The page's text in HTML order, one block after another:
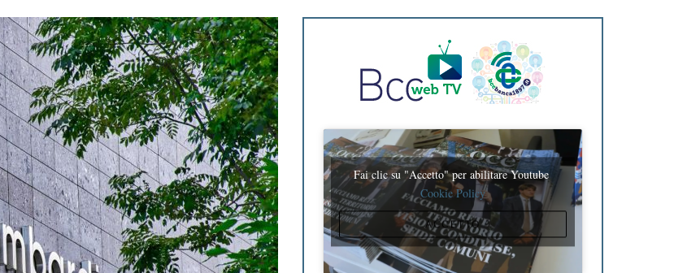
Fai clic su "Accetto" per abilitare Youtube
Cookie Policy
ACCETTO